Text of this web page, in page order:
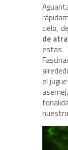
cielo, de
de
estas
el